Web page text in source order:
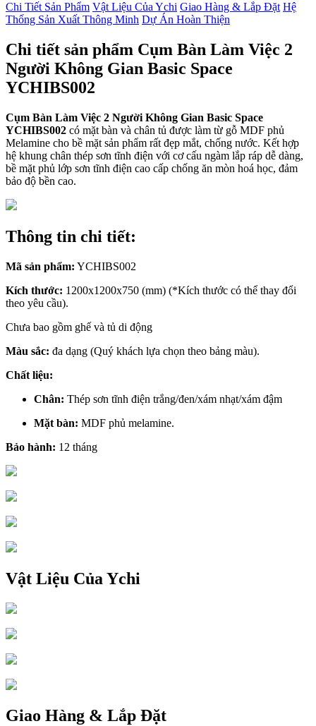
Chi Tiết Sản Phẩm Vật Liệu Của Ychi Giao Hàng & Lắp Đặt Hệ
Thống Sản Xuất Thông Minh Dự Án Hoàn Thiện
Chi tiết sản phẩm Cụm Bàn Làm Việc 2
Người Không Gian Basic Space
YCHIBS002
Cụm Bàn Làm Việc 2 Người Không Gian Basic Space
YCHIBS002 có mặt bàn và chân tủ được làm từ gỗ MDF phủ
Melamine cho bề mặt sản phẩm rất đẹp mắt, chống nước. Kết hợp
hệ khung chân thép sơn tĩnh điện với cơ cấu ngàm lắp ráp dễ dàng,
bề mặt phủ lớp sơn tĩnh điện cao cấp chống ăn mòn hoá học, đảm
bảo độ bền cao.
Thông tin chi tiết:
Mã sản phẩm: YCHIBS002
Kích thước: 1200x1200x750 (mm) (*Kích thước có thể thay đổi
theo yêu cầu).
Chưa bao gồm ghế và tủ di động
Màu sắc: đa dạng (Quý khách lựa chọn theo bảng màu).
Chất liệu:
Chân: Thép sơn tĩnh điện trắng/đen/xám nhạt/xám đậm
Mặt bàn: MDF phủ melamine.
Bảo hành: 12 tháng
Vật Liệu Của Ychi
Giao Hàng & Lắp Đặt